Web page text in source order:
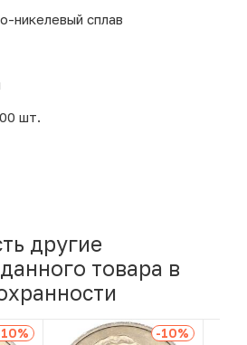
никелевый сплав
шт.
другие
товара в
% -10%